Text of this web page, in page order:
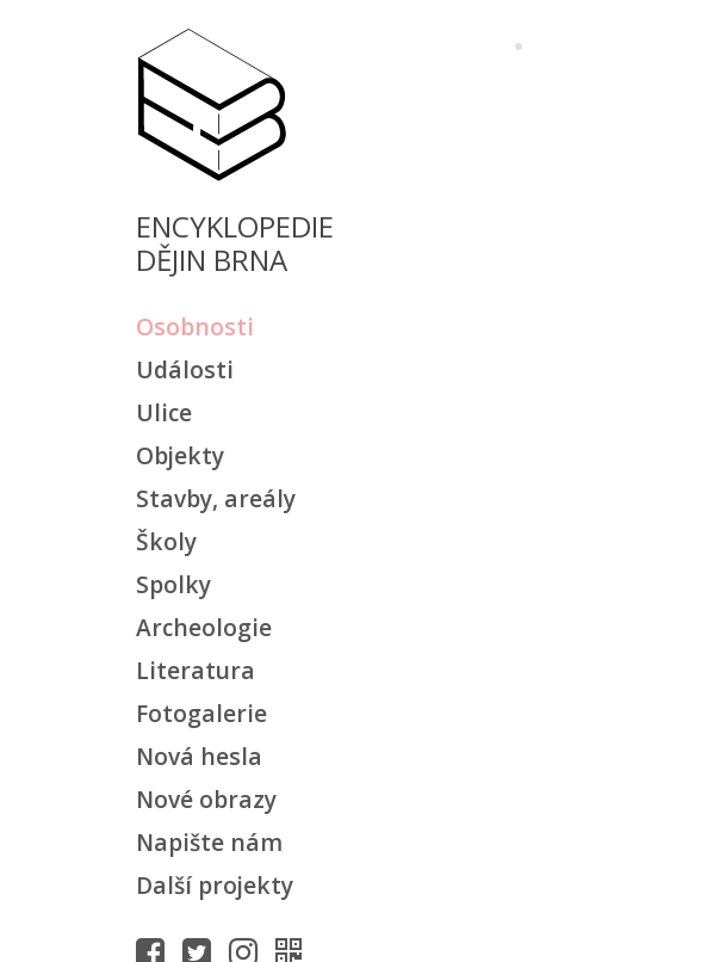
ENCYKLOPEDIE
DĚJIN BRNA
Osobnosti
Události
Ulice
Objekty
Stavby, areály
Školy
Spolky
Archeologie
Literatura
Fotogalerie
Nová hesla
Nové obrazy
Napište nám
Další projekty